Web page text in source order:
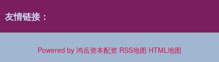
友情链接：
Powered by 鸿岳资本配资 RSS地图 HTML地图